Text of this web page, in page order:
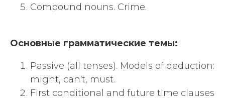
Compound nouns. Crime.
Основные грамматические темы:
Passive (all tenses). Models of deduction:
might, can't, must.
First conditional and future time clauses